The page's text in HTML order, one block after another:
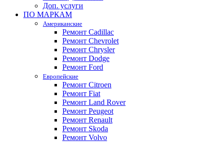
Доп. услуги
ПО МАРКАМ
Американские
Ремонт Cadillac
Ремонт Chevrolet
Ремонт Chrysler
Ремонт Dodge
Ремонт Ford
Европейские
Ремонт Citroen
Ремонт Fiat
Ремонт Land Rover
Ремонт Peugeot
Ремонт Renault
Ремонт Skoda
Ремонт Volvo